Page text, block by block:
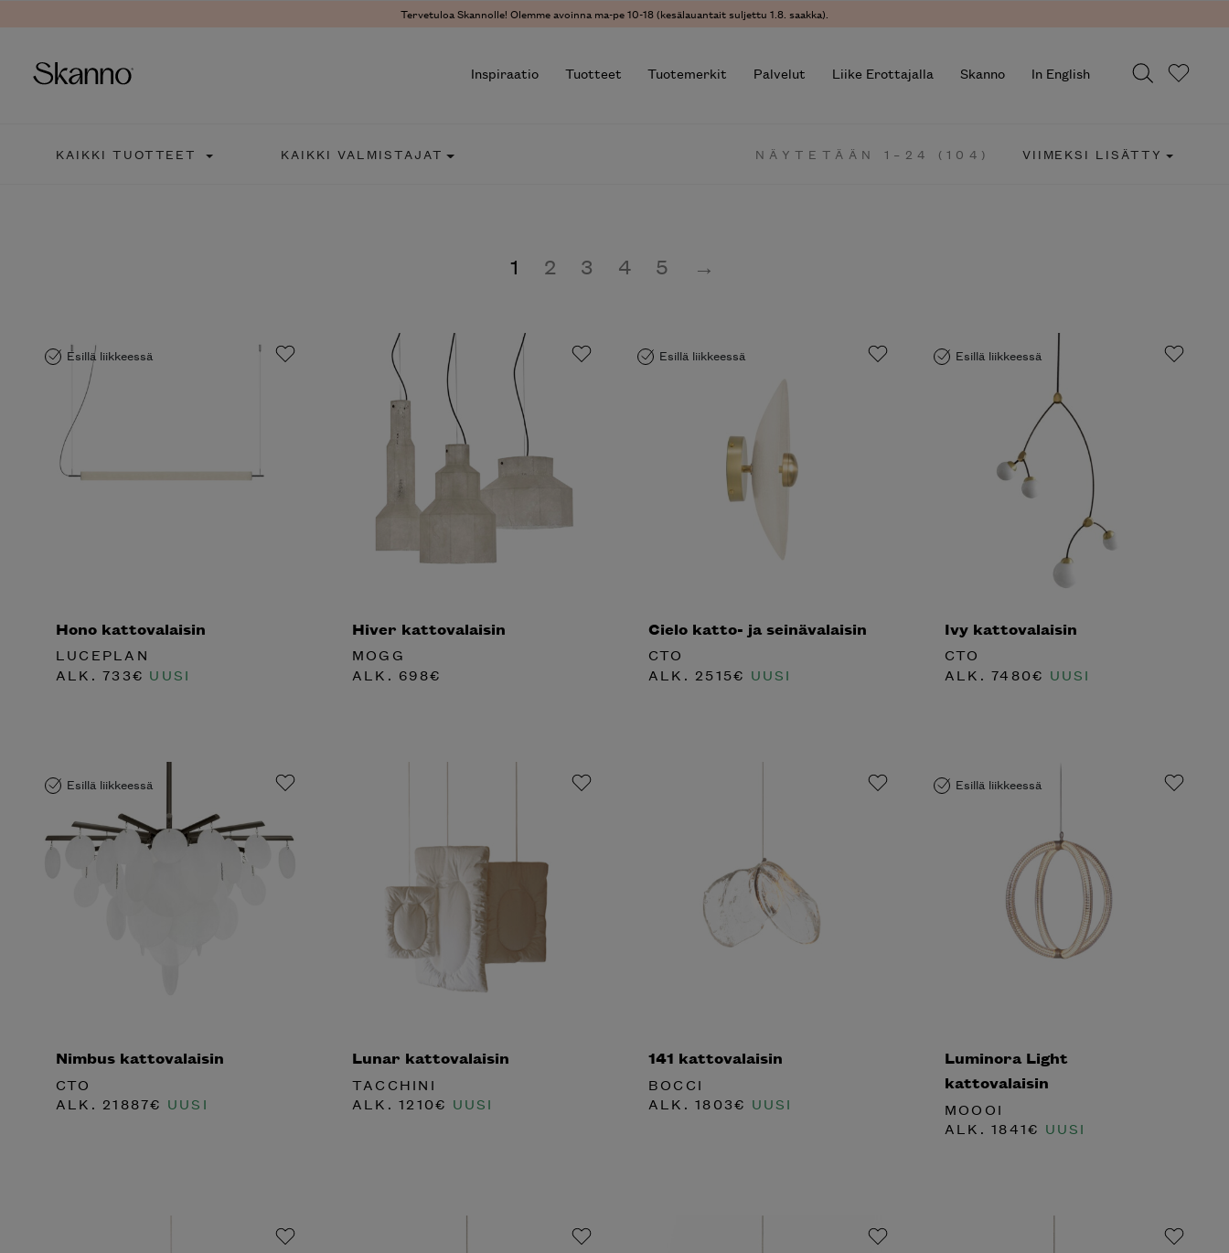
Tervetuloa Skannolle! Olemme avoinna ma-pe 10-18 (kesälauantait suljettu 1.8. saakka).
Inspiraatio Tuotteet Tuotemerkit Palvelut Liike Erottajalla Skanno In English
KAIKKI TUOTTEET KAIKKI VALMISTAJAT NÄYTETÄÄN 1–24 (104) VIIMEKSI LISÄTTY
1 2 3 4 5 →
Esillä liikkeessä
Hono kattovalaisin
LUCEPLAN
ALK.733€ UUSI
Hiver kattovalaisin
MOGG
ALK. 698€
Esillä liikkeessä
Cielo katto- ja seinävalaisin
CTO
ALK. 2515€ UUSI
Esillä liikkeessä
Ivy kattovalaisin
CTO
ALK.7480€ UUSI
Esillä liikkeessä
Nimbus kattovalaisin
CTO
ALK. 21887€ UUSI
Lunar kattovalaisin
TACCHINI
ALK.1210€ UUSI
141 kattovalaisin
BOCCI
ALK.1803€ UUSI
Esillä liikkeessä
Luminora Light
kattovalaisin
MOOOI
ALK.1841€ UUSI